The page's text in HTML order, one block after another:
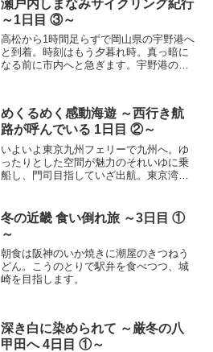
瀬戸内しまなみサイクリング紀行
～1日目 ③～
高松から1時間足らずで岡山県の宇野港へ
と到着。時刻はもう夕暮れ時。真っ暗に
なる前に市内へと急ぎます。宇野港の
って、なんだか郷愁を誘い...
めくるめく感動海遊 ～西行き航
路が呼んでいる 1日目 ②～
いよいよ東京九州フェリーで九州へ。ゆ
ったりとした空間が魅力のそれいゆに乗
船し、門司目指していざ出航。東京湾の
冬の近畿 食い倒れ旅 ～3日目 ①
～
朝食は阪神のいか焼きに潮屋のきつねう
どん。こうのとりで駅弁を食べつつ、城
崎を目指します。
深き白に染められて ～厳冬の八
甲田へ 4日目 ①～